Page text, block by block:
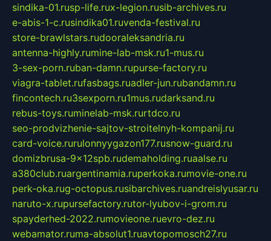
sindika-01.rusp-life.rux-legion.rusib-archives.ru
e-abis-1-c.rusindika01.ruvenda-festival.ru
store-brawlstars.rudooraleksandria.ru
antenna-highly.rumine-lab-msk.ru1-mus.ru
3-sex-porn.ruban-damn.rupurse-factory.ru
viagra-tablet.rufasbags.ruadler-jun.rubandamn.ru
fincontech.ru3sexporn.ru1mus.rudarksand.ru
rebus-toys.ruminelab-msk.rurtdco.ru
seo-prodvizhenie-sajtov-stroitelnyh-kompanij.ru
card-voice.rurulonnyygazon177.rusnow-guard.ru
domizbrusa-9x12spb.rudemaholding.ruaalse.ru
a380club.ruargentinamia.ruperkoka.rumovie-one.ru
perk-oka.rug-octopus.rusibarchives.ruandreislyusar.ru
naruto-x.rupursefactory.rutor-lyubov-i-grom.ru
spayderhed-2022.rumovieone.ruevro-dez.ru
webamator.ruma-absolut1.ruavtopomosch27.ru